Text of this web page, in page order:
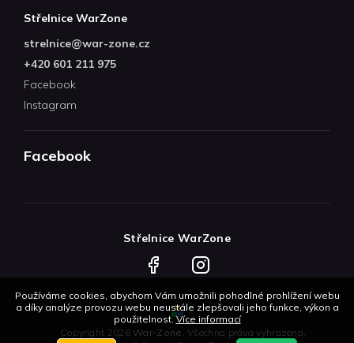
Používáme cookies, abychom Vám umožnili pohodlné prohlížení webu
a díky analýze provozu webu neustále zlepšovali jeho funkce, výkon a
použitelnost.Více informací
Střelnice WarZone
strelnice@war-zone.cz
+420 601 211 975
Facebook
Instagram
Facebook
Copyright 2026 War-Zone . Všechna práva vyhrazena.
Střelnice WarZone
FacebookInstagram